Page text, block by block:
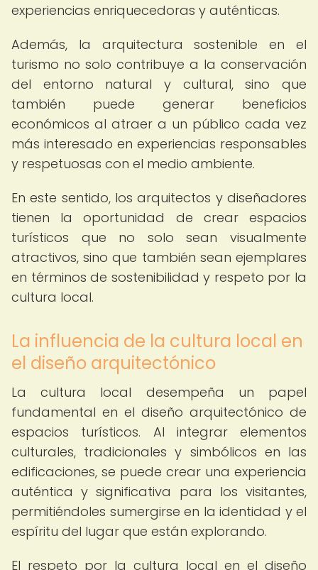
experiencias enriquecedoras y auténticas.
Además, la arquitectura sostenible en el
turismo no solo contribuye a la conservación
del entorno natural y cultural, sino que
también puede generar beneficios
económicos al atraer a un público cada vez
más interesado en experiencias responsables
y respetuosas con el medio ambiente.
En este sentido, los arquitectos y diseñadores
tienen la oportunidad de crear espacios
turísticos que no solo sean visualmente
atractivos, sino que también sean ejemplares
en términos de sostenibilidad y respeto por la
cultura local.
La influencia de la cultura local en
el diseño arquitectónico
La cultura local desempeña un papel
fundamental en el diseño arquitectónico de
espacios turísticos. Al integrar elementos
culturales, tradicionales y simbólicos en las
edificaciones, se puede crear una experiencia
auténtica y significativa para los visitantes,
permitiéndoles sumergirse en la identidad y el
espíritu del lugar que están explorando.
El respeto por la cultura local en el diseño